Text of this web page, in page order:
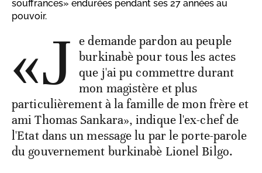
souffrances» endurées pendant ses 27 années au
pouvoir.
«J e demande pardon au peuple
burkinabè pour tous les actes
que j'ai pu commettre durant
mon magistère et plus
particulièrement à la famille de mon frère et
ami Thomas Sankara», indique l'ex-chef de
l'Etat dans un message lu par le porte-parole
du gouvernement burkinabè Lionel Bilgo.